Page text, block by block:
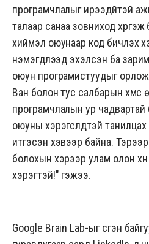
програмчлалыг ирээдүйтэй
талаар санаа зовниход
хиймэл оюунаар код бичүүлэх
нэмэгдүүлээд эхэлсэн ба
оюун програмистуудыг
Ван болон тус салбарын хүмүүс
програмчлалын ур
оюуны хэрэгслүүдтэй
итгэсэн хэвээр байна.
болохын хэрээр улам олон
хэрэгтэй!" гэжээ.
Google Brain Lab-ыг үүсгэн